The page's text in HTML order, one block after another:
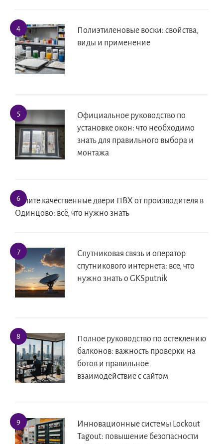
Полиэтиленовые воски: свойства,
виды и применение
Официальное руководство по
установке окон: что необходимо
знать для правильного выбора и
монтажа
Купите качественные двери ПВХ от производителя в
Одинцово: всё, что нужно знать
Спутниковая связь и оператор
спутникового интернета: все, что
нужно знать о GKSputnik
Полное руководство по остеклению
балконов: важность проверки на
ботов и правильное
взаимодействие с сайтом
Инновационные системы Lockout
Tagout: повышение безопасности